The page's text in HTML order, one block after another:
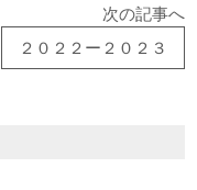
次の記事へ
２０２２ー２０２３